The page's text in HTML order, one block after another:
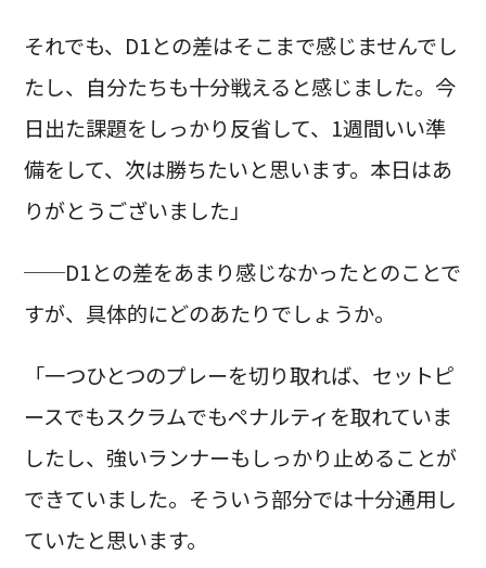
それでも、D1との差はそこまで感じませんでし
たし、自分たちも十分戦えると感じました。今
日出た課題をしっかり反省して、1週間いい準
備をして、次は勝ちたいと思います。本日はあ
りがとうございました」
──D1との差をあまり感じなかったとのことで
すが、具体的にどのあたりでしょうか。
「一つひとつのプレーを切り取れば、セットピ
ースでもスクラムでもペナルティを取れていま
したし、強いランナーもしっかり止めることが
できていました。そういう部分では十分通用し
ていたと思います。